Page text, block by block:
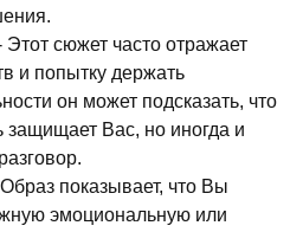
Этот сюжет часто отражает
и попытку держать
он может подсказать, что
защищает Вас, но иногда и
показывает, что Вы
эмоциональную или